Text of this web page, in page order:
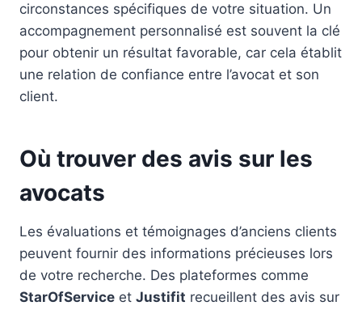
circonstances spécifiques de votre situation. Un
accompagnement personnalisé est souvent la clé
pour obtenir un résultat favorable, car cela établit
une relation de confiance entre l’avocat et son
client.
Où trouver des avis sur les
avocats
Les évaluations et témoignages d’anciens clients
peuvent fournir des informations précieuses lors
de votre recherche. Des plateformes comme
StarOfService et Justifit recueillent des avis sur